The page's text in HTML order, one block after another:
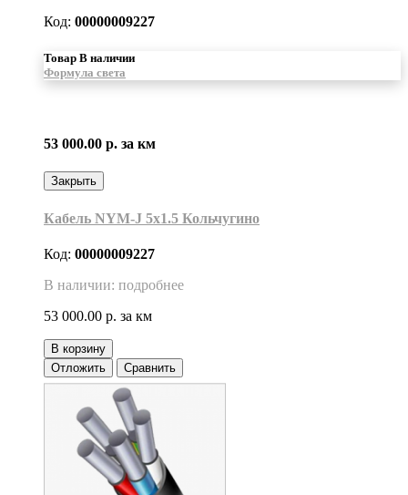
Код: 00000009227
Товар В наличии
Формула света
53 000.00 р. за км
Закрыть
Кабель NYM-J 5х1.5 Кольчугино
Код: 00000009227
В наличии: подробнее
53 000.00 р. за км
В корзину
Отложить
Сравнить